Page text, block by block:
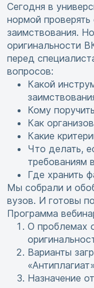
Сегодня в
нормой проверять
заимствования.
оригинальности
перед
вопросов:
Какой
Кому
Как
Какие
Что делать,
требованиям
Где хранить
Мы собрали и
вузов. И готовы
Программа
О проблемах
Варианты
«Антиплагиат»
Назначение